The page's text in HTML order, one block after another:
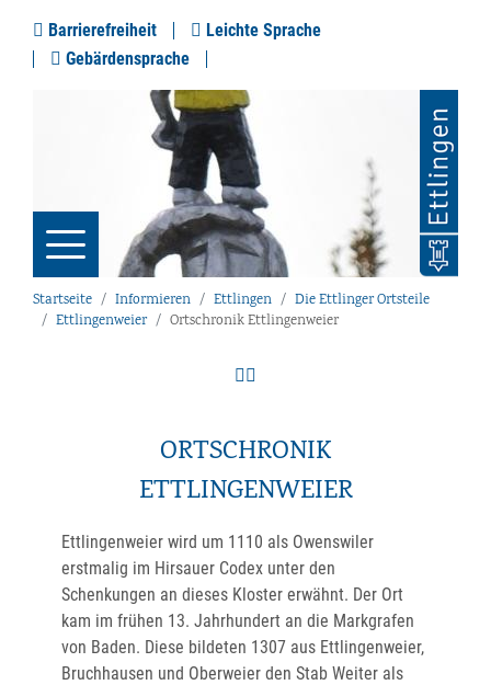
Barrierefreiheit
Leichte Sprache
Gebärdensprache
Startseite Informieren Ettlingen
Die Ettlinger Ortsteile
Ettlingenweier
Ortschronik Ettlingenweier
ORTSCHRONIK
ETTLINGENWEIER
Ettlingenweier wird um 1110 als Owenswiler
erstmalig im Hirsauer Codex unter den
Schenkungen an dieses Kloster erwähnt. Der Ort
kam im frühen 13. Jahrhundert an die Markgrafen
von Baden. Diese bildeten 1307 aus Ettlingenweier,
Bruchhausen und Oberweier den Stab Weiter als